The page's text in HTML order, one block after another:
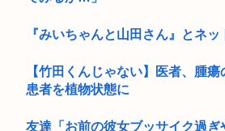
『みいちゃんと山田さん』とネ
【竹田くんじゃない】医者、腫
患者を植物状態に
友達「お前の彼女ブッサイク過ぎ